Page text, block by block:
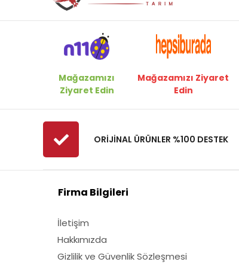
Mağazamızı
Ziyaret Edin
Mağazamızı Ziyaret
Edin
ORİJİNAL ÜRÜNLER %100 DESTEK
Firma Bilgileri
İletişim
Hakkımızda
Gizlilik ve Güvenlik Sözleşmesi